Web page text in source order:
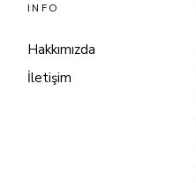
INFO
Hakkımızda
İletişim